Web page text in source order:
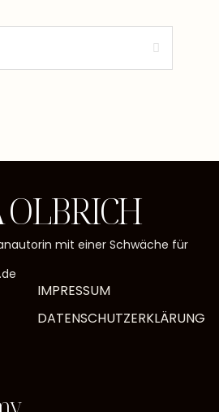
mit einer Schwäche für
IMPRESSUM
DATENSCHUTZERKLÄRUNG